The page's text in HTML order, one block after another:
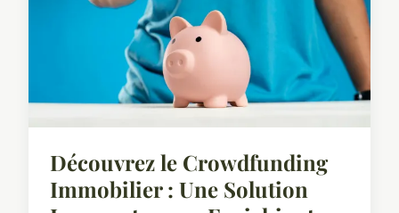
Découvrez le Crowdfunding
Immobilier : Une Solution